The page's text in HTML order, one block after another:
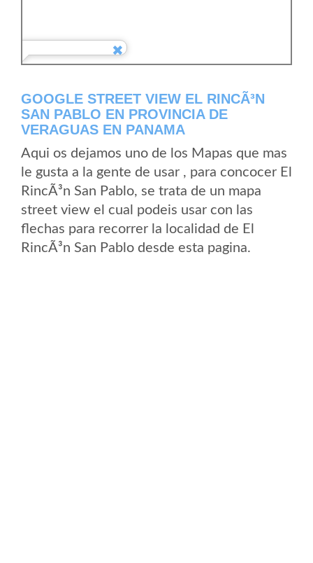
GOOGLE STREET VIEW EL RINCÃ³N
SAN PABLO EN PROVINCIA DE
VERAGUAS EN PANAMA
Aqui os dejamos uno de los Mapas que mas
le gusta a la gente de usar , para concocer El
RincÃ³n San Pablo, se trata de un mapa
street view el cual podeis usar con las
flechas para recorrer la localidad de El
RincÃ³n San Pablo desde esta pagina.